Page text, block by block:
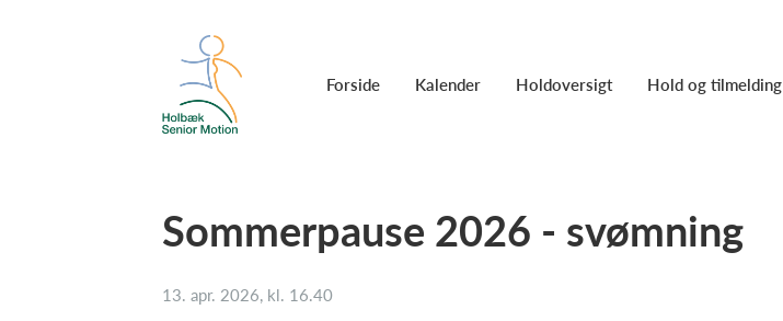
Forside Kalender Holdoversigt Hold og tilmelding
Sommerpause 2026 - svømning
13. apr. 2026, kl. 16.40